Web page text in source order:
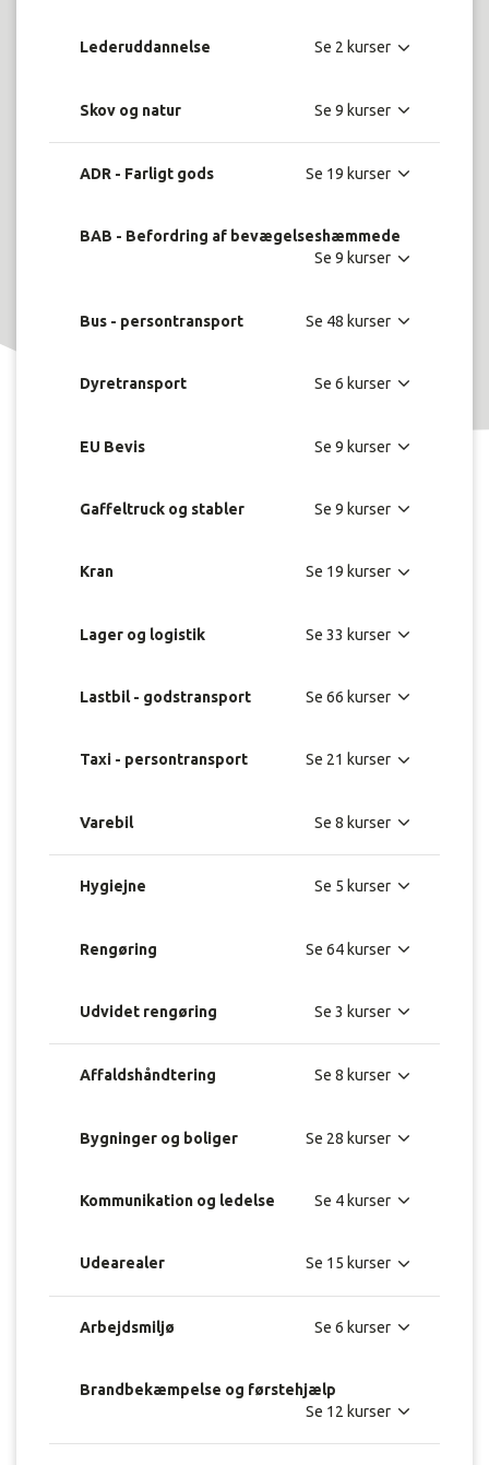
Lederuddannelse
Skov og natur
ADR - Farligt gods
BAB - Befordring af bevægelseshæmmede
Bus - persontransport
Dyretransport
EU Bevis
Gaffeltruck og stabler
Kran
Lager og logistik
Lastbil - godstransport
Taxi - persontransport
Varebil
Hygiejne
Rengøring
Udvidet rengøring
Affaldshåndtering
Bygninger og boliger
Kommunikation og ledelse
Udearealer
Arbejdsmiljø
Brandbekæmpelse og førstehjælp